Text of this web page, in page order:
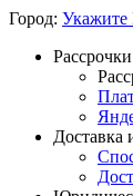
Город: Укажите
Доставка